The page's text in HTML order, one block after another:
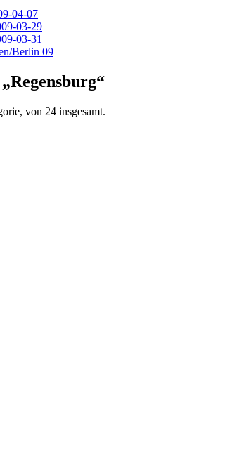
04-07
03-29
03-31
Berlin 09
von 24 insgesamt.